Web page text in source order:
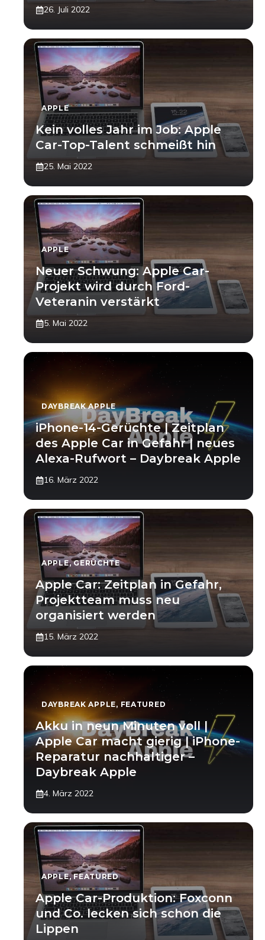
26. Juli 2022
APPLE
Kein volles Jahr im Job: Apple
Car-Top-Talent schmeißt hin
25. Mai 2022
APPLE
Neuer Schwung: Apple Car-
Projekt wird durch Ford-
Veteranin verstärkt
5. Mai 2022
DAYBREAK APPLE
iPhone-14-Gerüchte | Zeitplan
des Apple Car in Gefahr | neues
Alexa-Rufwort – Daybreak Apple
16. März 2022
APPLE,GERÜCHTE
Apple Car: Zeitplan in Gefahr,
Projektteam muss neu
organisiert werden
15. März 2022
DAYBREAK APPLE, FEATURED
Akku in neun Minuten voll |
Apple Car macht gierig | iPhone-
Reparatur nachhaltiger –
Daybreak Apple
4. März 2022
APPLE,FEATURED
Apple Car-Produktion: Foxconn
und Co. lecken sich schon die
Lippen